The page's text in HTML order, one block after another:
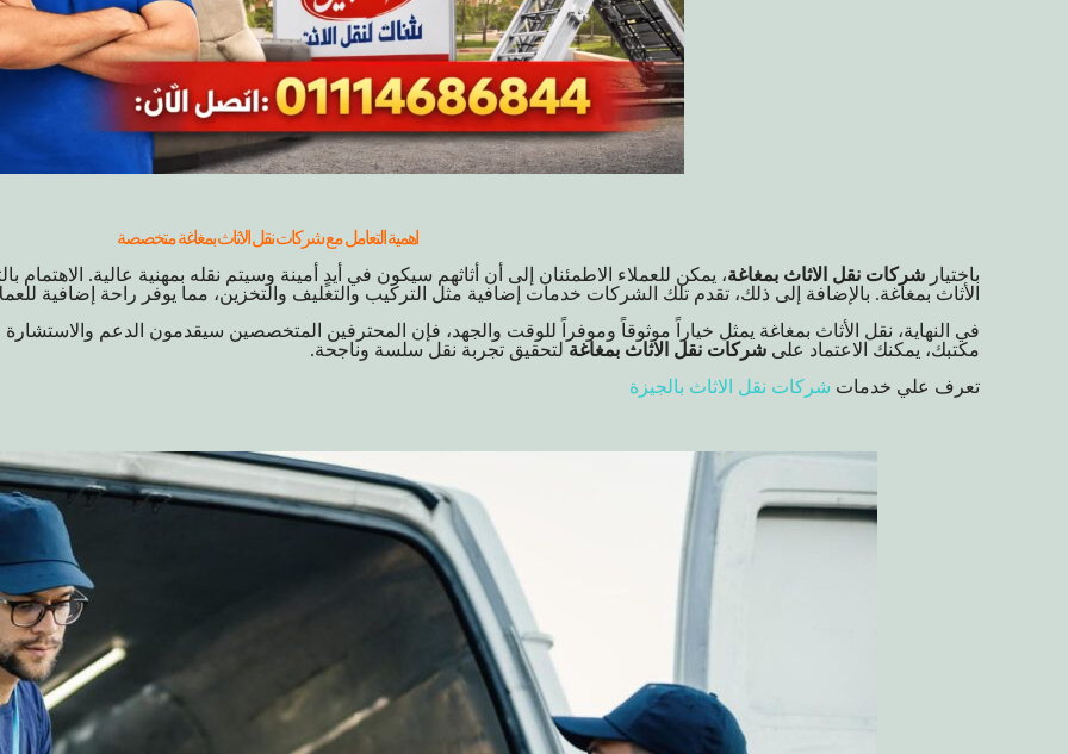
اهمية التعامل مع شركات نقل الاثاث بمغاغة متخصصة
باختيار شركات نقل الاثاث بمغاغة، يمكن للعملاء الاطمئنان إلى أن أثاثهم سيكون في أيدٍ أمينة وسيتم نقله بمهنية عالية.
الأثاث بمغاغة. بالإضافة إلى ذلك، تقدم تلك الشركات خدمات إضافية مثل التركيب والتغليف والتخزين، مما يوفر راحة إضافية
في النهاية، نقل الأثاث بمغاغة يمثل خياراً موثوقاً وموفراً للوقت والجهد، فإن المحترفين المتخصصين سيقدمون الدعم
مكتبك، يمكنك الاعتماد على شركات نقل الاثاث بمغاغة لتحقيق تجربة نقل سلسة وناجحة.
تعرف علي خدمات شركات نقل الاثاث بالجيزة